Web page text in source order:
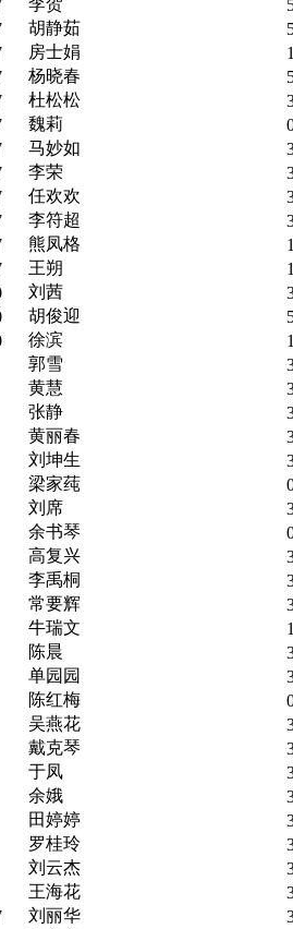
李贺
胡静茹
房士娟
杨晓春
杜松松
魏莉
马妙如
李荣
任欢欢
李符超
熊凤格
王朔
刘茜
胡俊迎
徐滨
郭雪
黄慧
张静
黄丽春
刘坤生
梁家莼
刘席
余书琴
高复兴
李禹桐
常要辉
牛瑞文
陈晨
单园园
陈红梅
吴燕花
戴克琴
于凤
余娥
田婷婷
罗桂玲
刘云杰
王海花
刘丽华